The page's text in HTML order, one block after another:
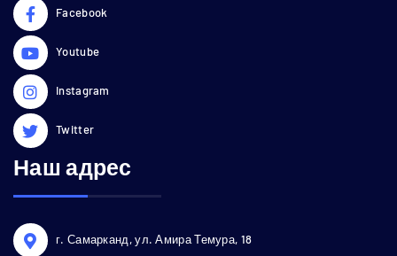
Facebook
Youtube
Instagram
Twitter
Наш адрес
г. Самарканд, ул. Амира Темура, 18